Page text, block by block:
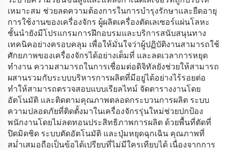
เหมาะสม ช่วยลดความต้องการในการบำรุงรักษาและยืดอายุ
การใช้งานของเครื่องจักร ผู้ผลิตเครื่องตัดเลเซอร์แผ่นโลหะ
ชั้นนำยังมีโปรแกรมการฝึกอบรมและบริการสนับสนุนทาง
เทคนิคอย่างครอบคลุม เพื่อให้มั่นใจว่าผู้ปฏิบัติงานสามารถใช้
ศักยภาพของเครื่องจักรได้อย่างเต็มที่ และลดเวลาการหยุด
ทำงาน ความสามารถในการเชื่อมต่อดิจิทัลยังช่วยให้สามารถ
ผสานรวมกับระบบบริหารการผลิตที่มีอยู่ได้อย่างไร้รอยต่อ
ทำให้สามารถตรวจสอบแบบเรียลไทม์ จัดตารางงานโดย
อัตโนมัติ และติดตามคุณภาพตลอดกระบวนการผลิต ระบบ
ความปลอดภัยที่ติดตั้งมาในเครื่องจักรรุ่นใหม่ช่วยปกป้อง
พนักงานโดยไม่ลดทอนประสิทธิภาพการผลิต ด้วยพื้นที่ตัดที่
ปิดมิดชิด ระบบตัดอัตโนมัติ และปุ่มหยุดฉุกเฉิน คุณภาพที่
สม่ำเสมอถือเป็นข้อได้เปรียบที่ไม่มีใครเทียบได้ เนื่องจากการ